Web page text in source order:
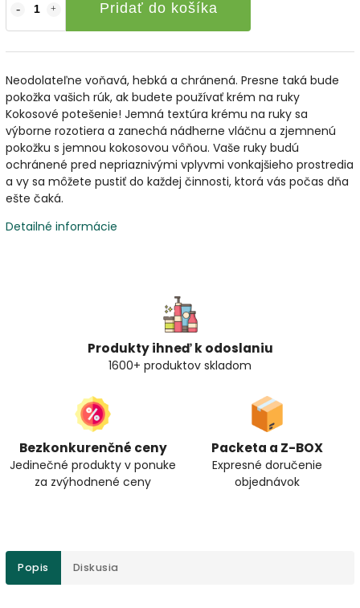
Pridať do košíka
Neodolateľne voňavá, hebká a chránená. Presne taká bude
pokožka vašich rúk, ak budete používať krém na ruky
Kokosové potešenie! Jemná textúra krému na ruky sa
výborne rozotiera a zanechá nádherne vláčnu a zjemnenú
pokožku s jemnou kokosovou vôňou. Vaše ruky budú
ochránené pred nepriaznivými vplyvmi vonkajšieho prostredia
a vy sa môžete pustiť do každej činnosti, ktorá vás počas dňa
ešte čaká.
Detailné informácie
Produkty ihneď k odoslaniu
1600+ produktov skladom
Bezkonkurenčné ceny
Jedinečné produkty v ponuke
za zvýhodnené ceny
Packeta a Z-BOX
Expresné doručenie
objednávok
Popis Diskusia